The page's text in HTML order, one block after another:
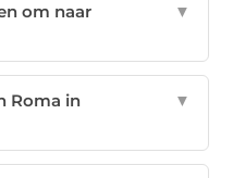
om naar
▼
Roma in
▼